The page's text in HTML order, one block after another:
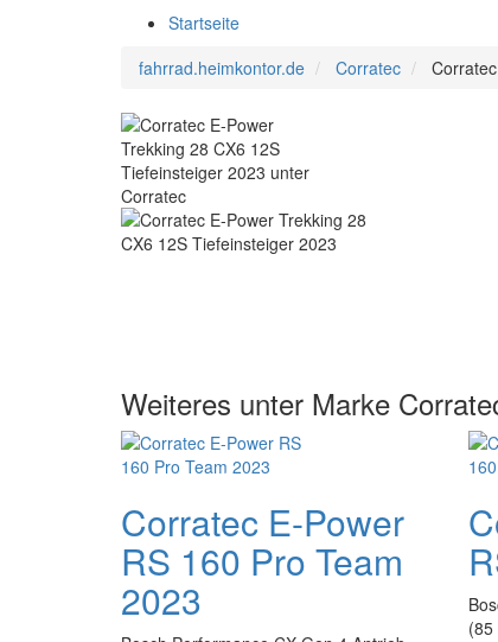
Startseite
fahrrad.heimkontor.de
Corratec
Weiteres unter Marke
Corratec E-Power
RS 160 Pro Team
2023